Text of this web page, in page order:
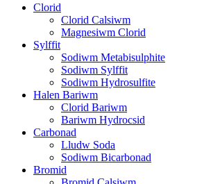
Clorid
Clorid Calsiwm
Magnesiwm Clorid
Sylffit
Sodiwm Metabisulphite
Sodiwm Sylffit
Sodiwm Hydrosulfite
Halen Bariwm
Clorid Bariwm
Bariwm Hydrocsid
Carbonad
Lludw Soda
Sodiwm Bicarbonad
Bromid